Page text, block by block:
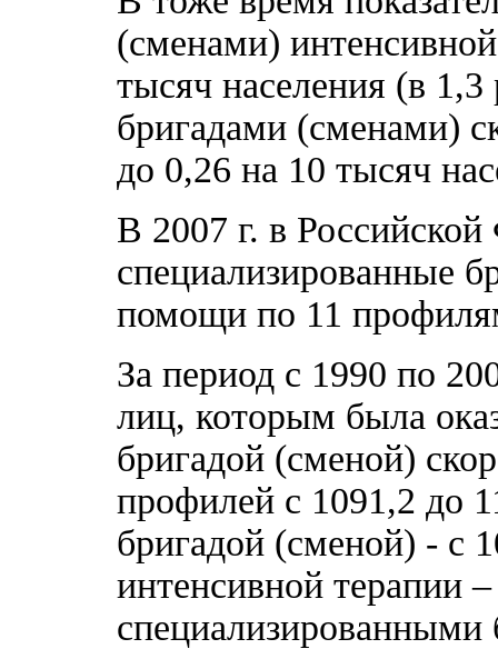
(сменами)
тысяч населения (в
бригадами (сменами)
до 0,26 на 10 тысяч
В 2007 г. в
специализированные
помощи по 11
За период с 1990 по
лиц, которым была
бригадой (сменой)
профилей с 1091,2 до
бригадой (сменой) - с
интенсивной терапии
специализированными